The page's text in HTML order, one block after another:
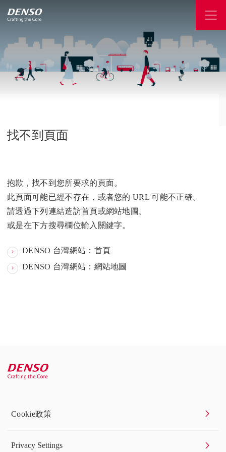
找不到頁面
抱歉，找不到您所要求的頁面。
此頁面可能已經不存在，或者您的 URL 可能不正確。
請透過下列連結造訪首頁或網站地圖。
或是在下方搜尋欄位輸入關鍵字。
DENSO 台灣網站：首頁
DENSO 台灣網站：網站地圖
Cookie政策
Privacy Settings